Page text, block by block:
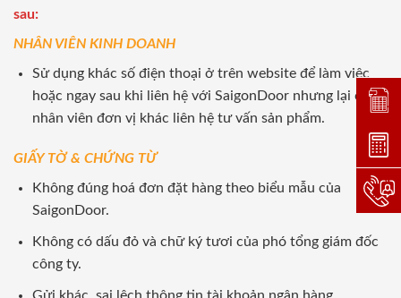
sau:
NHÂN VIÊN KINH DOANH
Sử dụng khác số điện thoại ở trên website để làm việc
hoặc ngay sau khi liên hệ với SaigonDoor nhưng lại có
nhân viên đơn vị khác liên hệ tư vấn sản phẩm.
GIẤY TỜ & CHỨNG TỪ
Không đúng hoá đơn đặt hàng theo biểu mẫu của
SaigonDoor.
Không có dấu đỏ và chữ ký tươi của phó tổng giám đốc
công ty.
Gửi khác, sai lệch thông tin tài khoản ngân hàng.
Đặt
Dự